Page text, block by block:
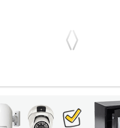
ΠΑΝΤΕΛΟΝΑΚΙΑ Παντελόνι
με μια κόπιτσα. Διαθέτει
Χρώμα>Μπλε•